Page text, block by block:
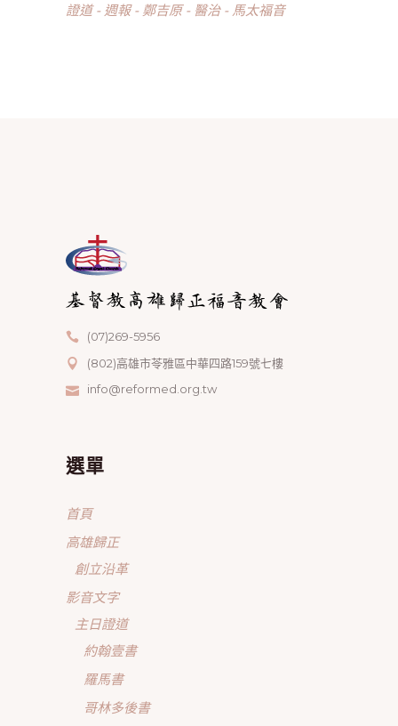
證道
週報 鄭吉原 醫治 馬太福音
(07)269-5956
(802)高雄市苓雅區中華四路159號七樓
info@reformed.org.tw
選單
首頁
高雄歸正
創立沿革
影音文字
主日證道
約翰壹書
羅馬書
哥林多後書